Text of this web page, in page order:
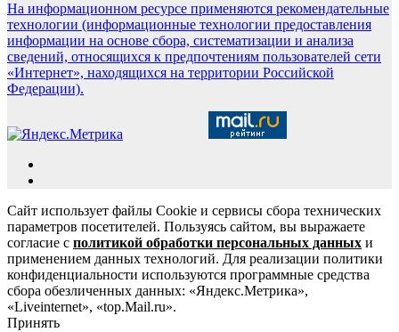
На информационном ресурсе применяются рекомендательные
технологии (информационные технологии предоставления
информации на основе сбора, систематизации и анализа
сведений, относящихся к предпочтениям пользователей сети
«Интернет», находящихся на территории Российской
Федерации).
Сайт использует файлы Cookie и сервисы сбора технических
параметров посетителей. Пользуясь сайтом, вы выражаете
согласие с политикой обработки персональных данных и
применением данных технологий. Для реализации политики
конфиденциальности используются программные средства
сбора обезличенных данных: «Яндекс.Метрика»,
«Liveinternet», «top.Mail.ru».
Принять